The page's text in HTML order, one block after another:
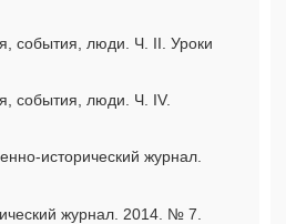
события, люди. Ч. II. Уроки
события, люди. Ч. IV.
исторический журнал.
журнал. 2014. № 7.